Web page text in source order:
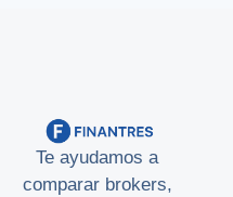
Te ayudamos a
comparar brokers,